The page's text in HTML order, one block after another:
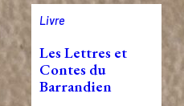
Livre
Les Lettres et
Contes du
Barrandien